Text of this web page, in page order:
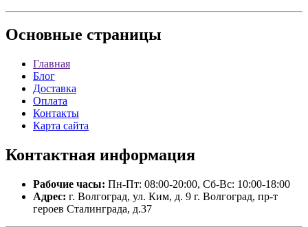
Основные страницы
Главная
Блог
Доставка
Оплата
Контакты
Карта сайта
Контактная информация
Рабочие часы: Пн-Пт: 08:00-20:00, Сб-Вс: 10:00-18:00
Адрес: г. Волгоград, ул. Ким, д. 9 г. Волгоград, пр-т
героев Сталинграда, д.37